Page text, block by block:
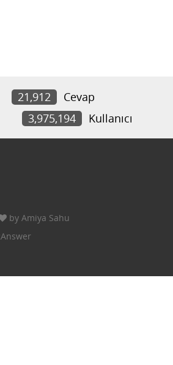
21,912
Cevap
3,975,194 Kullanıcı
by Amiya Sahu